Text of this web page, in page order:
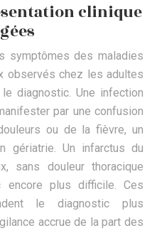
clinique
symptômes des maladies
observés chez les adultes
diagnostic. Une infection
par une confusion
ou de la fièvre, un
gériatrie. Un infarctus du
sans douleur thoracique
encore plus difficile. Ces
le diagnostic plus
accrue de la part des